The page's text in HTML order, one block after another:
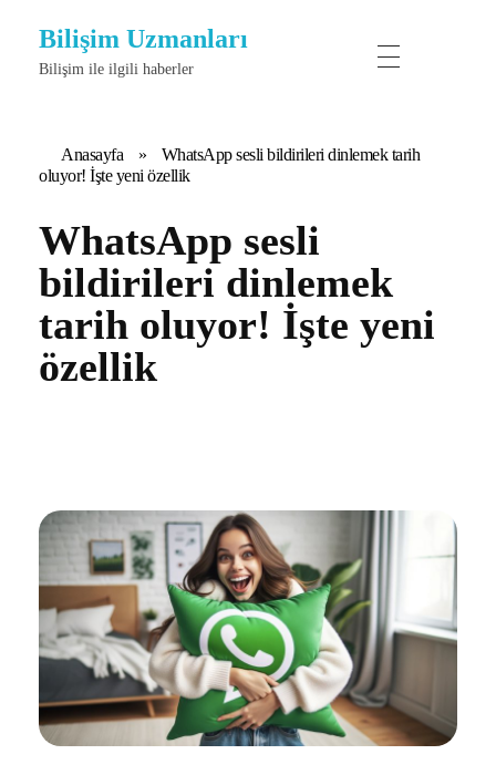
Bilişim Uzmanları
Bilişim ile ilgili haberler
Anasayfa »
WhatsApp sesli bildirileri dinlemek tarih
oluyor! İşte yeni özellik
WhatsApp sesli
bildirileri dinlemek
tarih oluyor! İşte yeni
özellik